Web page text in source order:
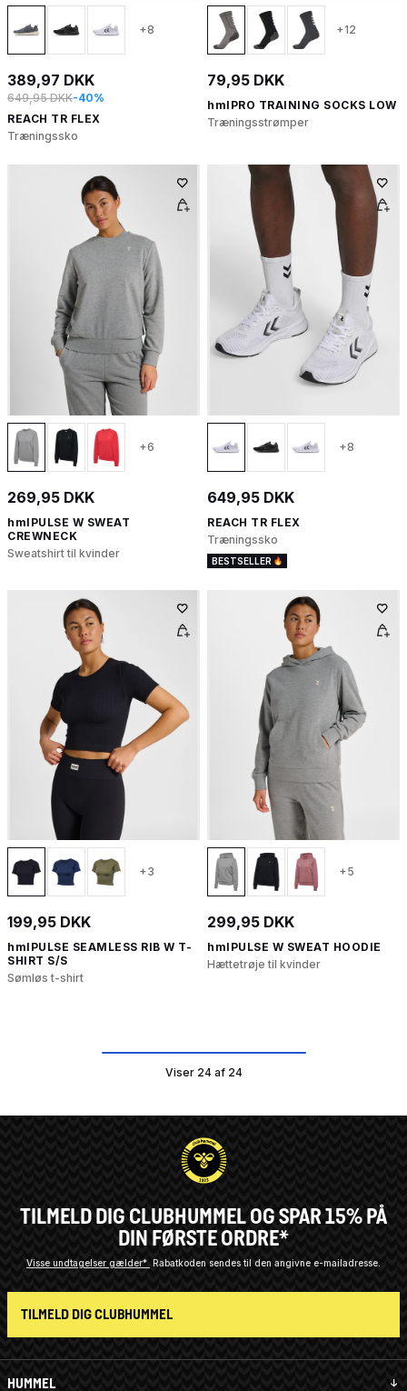
+8
389,97 DKK
649,95 DKK-40%
REACH TR FLEX
Træningssko
+12
79,95 DKK
hmlPRO TRAINING SOCKS LOW
Træningsstrømper
+6
269,95 DKK
hmlPULSE W SWEAT
CREWNECK
Sweatshirt til kvinder
+8
649,95 DKK
REACH TR FLEX
Træningssko
BESTSELLER
+3
199,95 DKK
hmlPULSE SEAMLESS RIB W T-
SHIRT S/S
Sømløs t-shirt
+5
299,95 DKK
hmlPULSE W SWEAT HOODIE
Hættetrøje til kvinder
Viser 24 af 24
HUMMEL
TILMELD DIG CLUBHUMMEL OG SPAR 15% PÅ
DIN FØRSTE ORDRE*
Visse undtagelser gælder* Rabatkoden sendes til den angivne e-mailadresse.
TILMELD DIG CLUBHUMMEL